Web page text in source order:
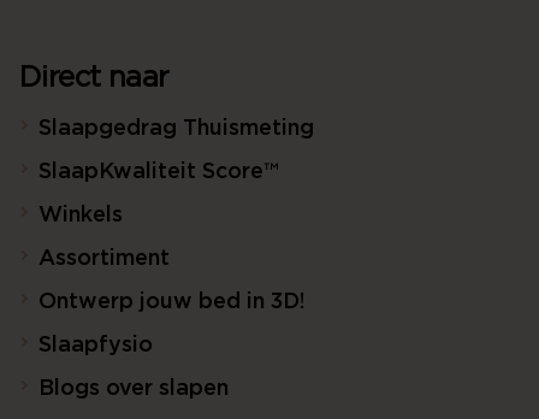
Direct naar
Slaapgedrag Thuismeting
SlaapKwaliteit Score™
Winkels
Assortiment
Ontwerp jouw bed in 3D!
Slaapfysio
Blogs over slapen